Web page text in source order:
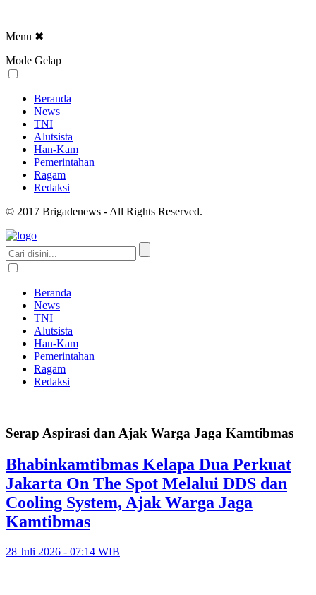
Menu ✖
Mode Gelap
Beranda
News
TNI
Alutsista
Han-Kam
Pemerintahan
Ragam
Redaksi
© 2017 Brigadenews - All Rights Reserved.
Beranda
News
TNI
Alutsista
Han-Kam
Pemerintahan
Ragam
Redaksi
Serap Aspirasi dan Ajak Warga Jaga Kamtibmas
Bhabinkamtibmas Kelapa Dua Perkuat
Jakarta On The Spot Melalui DDS dan
Cooling System, Ajak Warga Jaga
Kamtibmas
28 Juli 2026 - 07:14 WIB